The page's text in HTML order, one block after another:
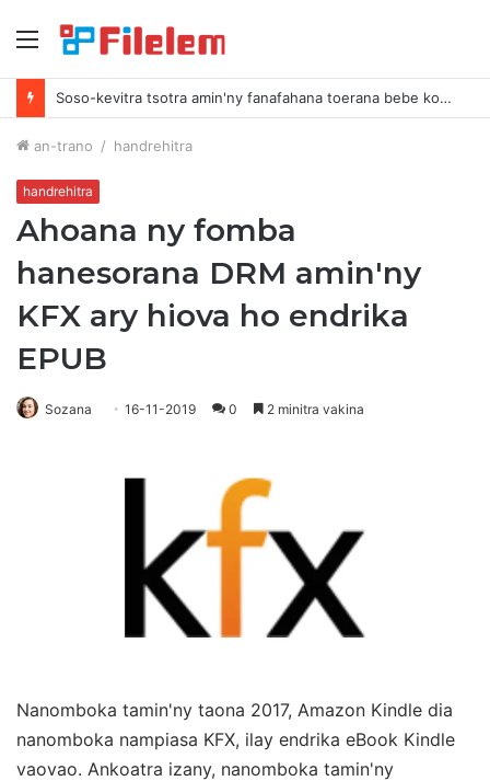
sakafo
Soso-kevitra tsotra amin'ny fanafahana toerana bebe kokoa amin'ny Mac-nao
an-trano / handrehitra
handrehitra
Ahoana ny fomba
hanesorana DRM amin'ny
KFX ary hiova ho endrika
EPUB
Sozana 16-11-2019 0 2 minitra vakina
Nanomboka tamin'ny taona 2017, Amazon Kindle dia
nanomboka nampiasa KFX, ilay endrika eBook Kindle
vaovao. Ankoatra izany, nanomboka tamin'ny